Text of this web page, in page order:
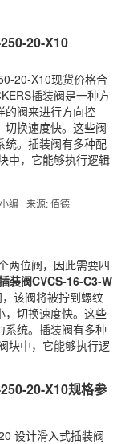
20-X10
20-X10现货价格合
插装阀是一种方
的阀来进行方向控
切换速度快。这些阀
统。插装阀有多种配
中，它能够执行逻辑
编 来源: 佰德
两位阀，因此需要四
装阀CVCS-16-C3-W
该阀将被拧到螺纹
，切换速度快。这些
系统。插装阀有多种
块中，它能够执行逻
20-X10规格参
设计滑入式插装阀